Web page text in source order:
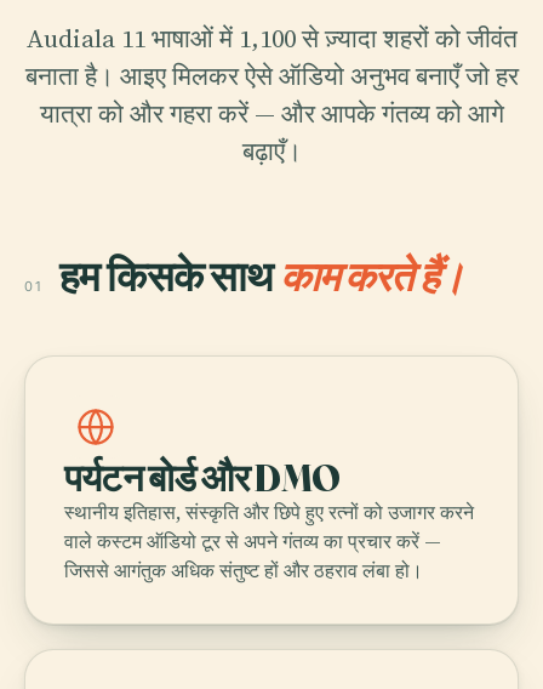
Audiala 11 भाषाओं में 1,100 से ज़्यादा शहरों को जीवंत
बनाता है। आइए मिलकर ऐसे ऑडियो अनुभव बनाएँ जो हर
यात्रा को और गहरा करें — और आपके गंतव्य को आगे
बढ़ाएँ।
01 हम किसके साथकाम करते हैं।
पर्यटन बोर्ड और DMO
स्थानीय इतिहास, संस्कृति और छिपे हुए रत्नों को उजागर करने
वाले कस्टम ऑडियो टूर से अपने गंतव्य का प्रचार करें —
जिससे आगंतुक अधिक संतुष्ट हों और ठहराव लंबा हो।